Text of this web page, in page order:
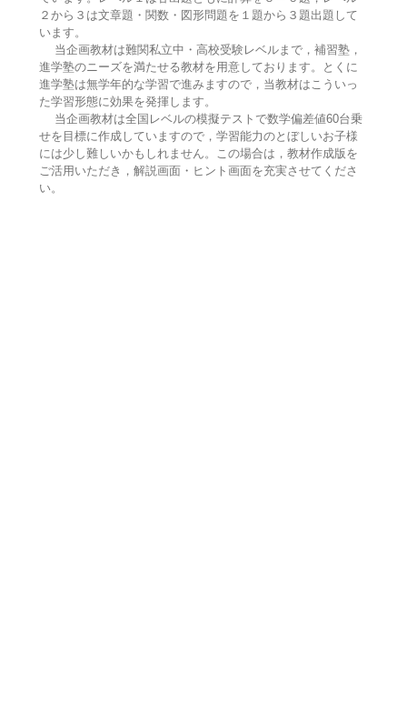
２から３は文章題・関数・図形問題を１題から３題出題して
います。
当企画教材は難関私立中・高校受験レベルまで，補習塾，
進学塾のニーズを満たせる教材を用意しております。とくに
進学塾は無学年的な学習で進みますので，当教材はこういっ
た学習形態に効果を発揮します。
当企画教材は全国レベルの模擬テストで数学偏差値60台乗
せを目標に作成していますので，学習能力のとぼしいお子様
には少し難しいかもしれません。この場合は，教材作成版を
ご活用いただき，解説画面・ヒント画面を充実させてくださ
い。